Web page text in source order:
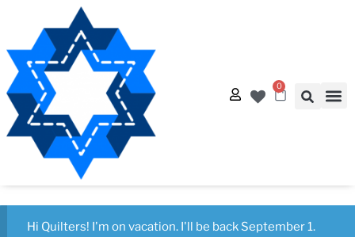
0
Hi Quilters! I'm on vacation. I'll be back September 1.